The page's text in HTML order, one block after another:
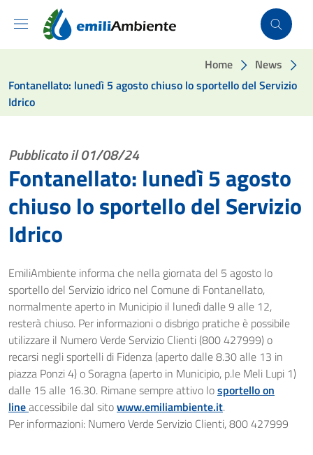
Vai ai contenuti
Vai al footer
Home
News
Fontanellato: lunedì 5 agosto chiuso lo sportello del Servizio
Idrico
Pubblicato il 01/08/24
Fontanellato: lunedì 5 agosto
chiuso lo sportello del Servizio
Idrico
EmiliAmbiente informa che nella giornata del 5 agosto lo
sportello del Servizio idrico nel Comune di Fontanellato,
normalmente aperto in Municipio il lunedì dalle 9 alle 12,
resterà chiuso. Per informazioni o disbrigo pratiche è possibile
utilizzare il Numero Verde Servizio Clienti (800 427999) o
recarsi negli sportelli di Fidenza (aperto dalle 8.30 alle 13 in
piazza Ponzi 4) o Soragna (aperto in Municipio, p.le Meli Lupi 1)
dalle 15 alle 16.30. Rimane sempre attivo losportello on
lineaccessibile dal sitowww.emiliambiente.it.
Per informazioni: Numero Verde Servizio Clienti, 800 427999